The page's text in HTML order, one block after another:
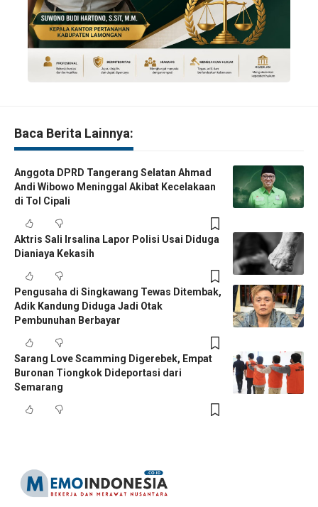
Baca Berita Lainnya:
Anggota DPRD Tangerang Selatan Ahmad
Andi Wibowo Meninggal Akibat Kecelakaan
di Tol Cipali
Aktris Sali Irsalina Lapor Polisi Usai Diduga
Dianiaya Kekasih
Pengusaha di Singkawang Tewas Ditembak,
Adik Kandung Diduga Jadi Otak
Pembunuhan Berbayar
Sarang Love Scamming Digerebek, Empat
Buronan Tiongkok Dideportasi dari
Semarang